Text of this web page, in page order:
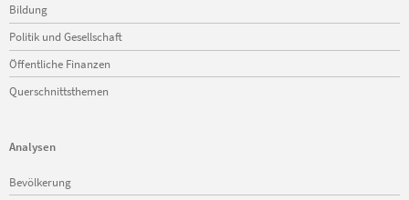
Bildung
Politik und Gesellschaft
Öffentliche Finanzen
Querschnittsthemen
Analysen
Navigation
überspringen
Bevölkerung